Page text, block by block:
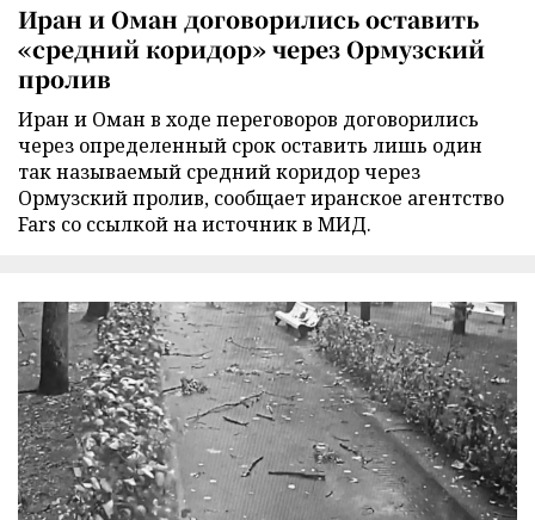
Иран и Оман договорились оставить
«средний коридор» через Ормузский
пролив
Иран и Оман в ходе переговоров договорились
через определенный срок оставить лишь один
так называемый средний коридор через
Ормузский пролив, сообщает иранское агентство
Fars со ссылкой на источник в МИД.